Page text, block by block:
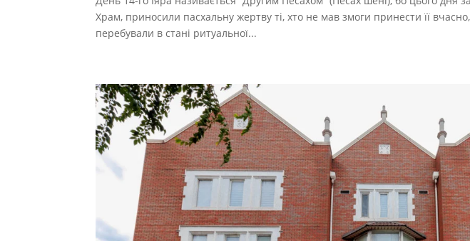
Храм, приносили пасхальну жертву ті, хто не мав змоги принести її
перебували в стані ритуальної...